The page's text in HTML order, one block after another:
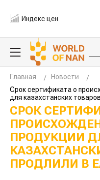
Индекс цен
Главная
Новости
Срок сертификата о
для казахстанских
СРОК
ПРОДУКЦИИ
ПРОДЛИЛИ В